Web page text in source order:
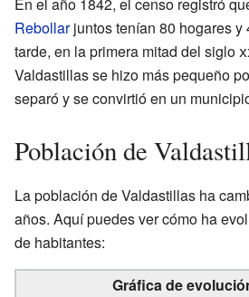
Rebollarjuntos tenían 80 hogares y
tarde, en la primera mitad del siglo
Valdastillas se hizo más pequeño
separó y se convirtió en un
Población de
La población de Valdastillas ha
años. Aquí puedes ver cómo ha
de habitantes:
Gráfica de